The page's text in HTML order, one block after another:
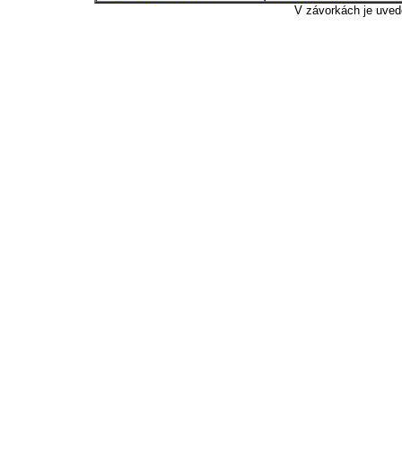
V závorkách je